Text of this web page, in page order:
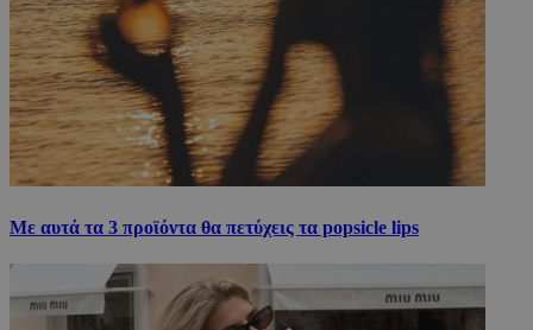
Με αυτά τα 3 προϊόντα θα πετύχεις τα popsicle lips